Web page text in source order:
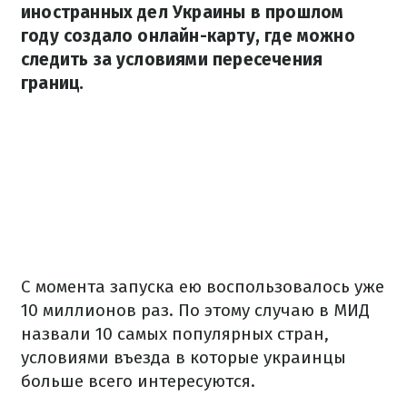
иностранных дел Украины в прошлом
году создало онлайн-карту, где можно
следить за условиями пересечения
границ.
С момента запуска ею воспользовалось уже
10 миллионов раз. По этому случаю в МИД
назвали 10 самых популярных стран,
условиями въезда в которые украинцы
больше всего интересуются.